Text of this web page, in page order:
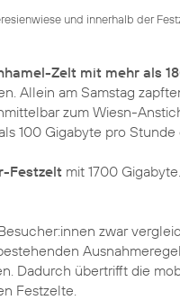
und innerhalb der
Zelt mit mehr als
Allein am Samstag
zum Wiesn-
100 Gigabyte pro Stunde
Festzelt mit 1700
zwar
Dadurch übertrifft die
Festzelte.